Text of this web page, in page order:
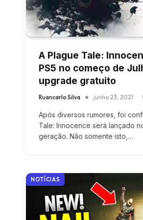
A Plague Tale:
PS5 no começo de
upgrade gratuito
Ruancarlo Silva junho 23, 2021
Após diversos rumores, foi
Tale: Innocence será lançado
geração. Não somente isto,…
NOTÍCIAS